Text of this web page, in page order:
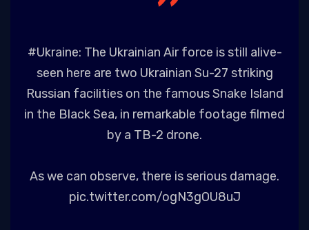
#Ukraine: The Ukrainian Air force is still alive-
seen here are two Ukrainian Su-27 striking
Russian facilities on the famous Snake Island
in the Black Sea, in remarkable footage filmed
by a TB-2 drone.
As we can observe, there is serious damage.
pic.twitter.com/ogN3gOU8uJ